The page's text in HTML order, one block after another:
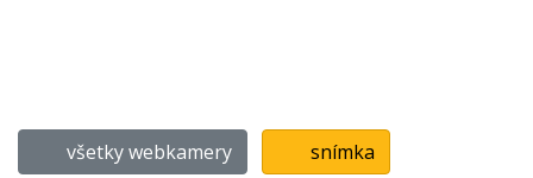
všetky webkamery snímka